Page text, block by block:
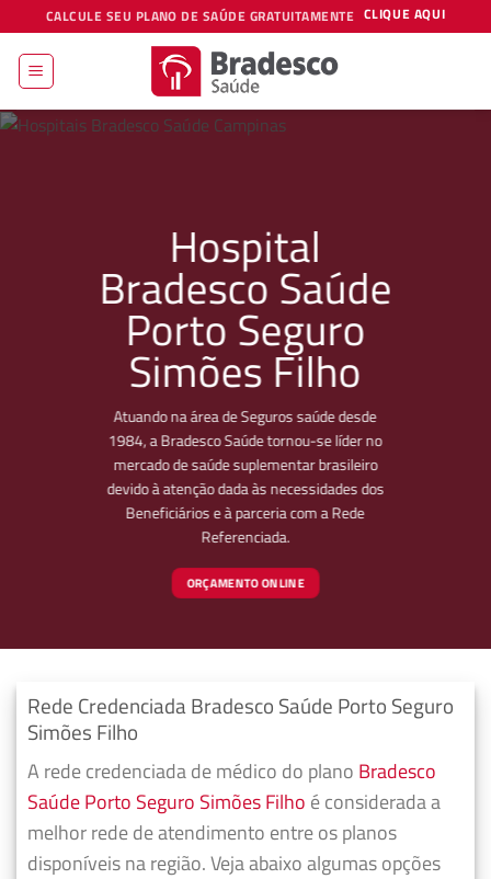
to
content
CALCULE SEU PLANO DE SAÚDE GRATUITAMENTE CLIQUE AQUI
Hospital
Bradesco Saúde
Porto Seguro
Simões Filho
Atuando na área de Seguros saúde desde
1984, a Bradesco Saúde tornou-se líder no
mercado de saúde suplementar brasileiro
devido à atenção dada às necessidades dos
Beneficiários e à parceria com a Rede
Referenciada.
ORÇAMENTO ONLINE
Rede Credenciada Bradesco Saúde Porto Seguro
Simões Filho
A rede credenciada de médico do plano Bradesco
Saúde Porto Seguro Simões Filho é considerada a
melhor rede de atendimento entre os planos
disponíveis na região. Veja abaixo algumas opções